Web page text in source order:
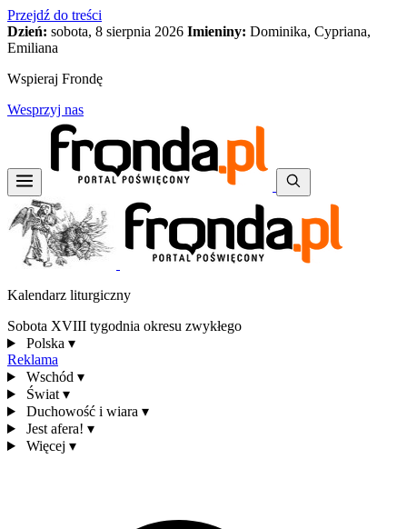
Przejdź do treści
Dzień: sobota, 8 sierpnia 2026 Imieniny: Dominika, Cypriana,
Emiliana
Wspieraj Frondę
Wesprzyj nas
Kalendarz liturgiczny
Sobota XVIII tygodnia okresu zwykłego
Polska ▾
Reklama
Wschód ▾
Świat ▾
Duchowość i wiara ▾
Jest afera! ▾
Więcej ▾